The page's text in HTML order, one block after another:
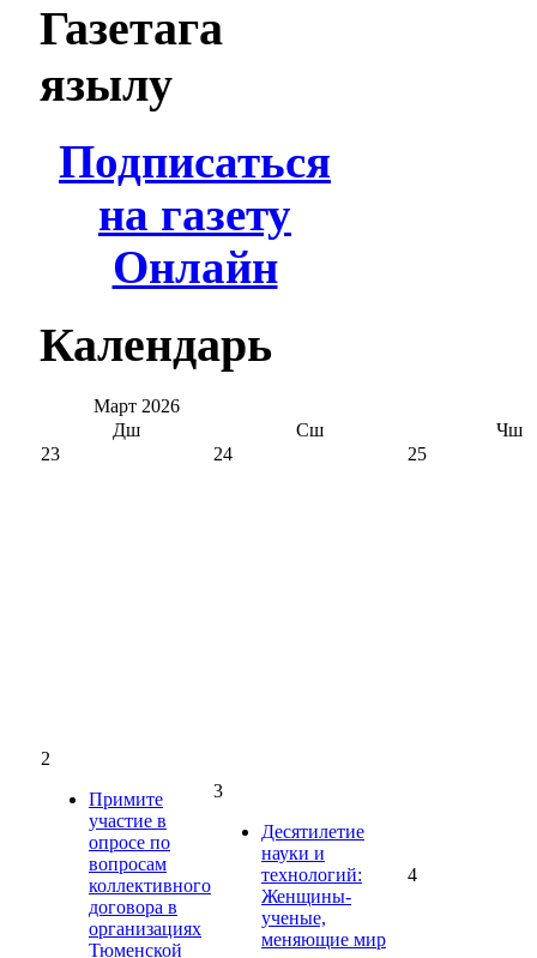
Газетага
язылу
Подписаться
на газету
Онлайн
Календарь
Март 2026
Дш
Сш
Чш
23
24 25
2
Примите
участие в
опросе по
вопросам
коллективного
договора в
организациях
Тюменской
3
Десятилетие
науки и
технологий:
Женщины-
ученые,
меняющие мир
4